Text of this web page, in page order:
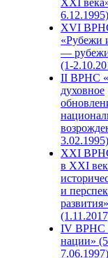
XXI
6.12.1995)
XVI
«Рубежи
—
(1-
II ВРНС
духовное
3.02.1995)
XХI
в XXI
и
развития»
IV ВРНС
нации»
7.06.1997)